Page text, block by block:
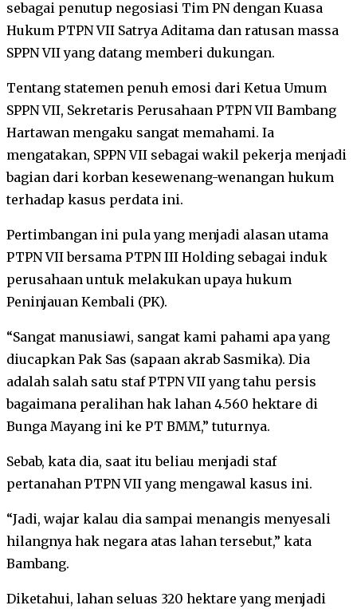
sebagai penutup negosiasi Tim PN dengan Kuasa
Hukum PTPN VII Satrya Aditama dan ratusan massa
SPPN VII yang datang memberi dukungan.
Tentang statemen penuh emosi dari Ketua Umum
SPPN VII, Sekretaris Perusahaan PTPN VII Bambang
Hartawan mengaku sangat memahami. Ia
mengatakan, SPPN VII sebagai wakil pekerja menjadi
bagian dari korban kesewenang-wenangan hukum
terhadap kasus perdata ini.
Pertimbangan ini pula yang menjadi alasan utama
PTPN VII bersama PTPN III Holding sebagai induk
perusahaan untuk melakukan upaya hukum
Peninjauan Kembali (PK).
“Sangat manusiawi, sangat kami pahami apa yang
diucapkan Pak Sas (sapaan akrab Sasmika). Dia
adalah salah satu staf PTPN VII yang tahu persis
bagaimana peralihan hak lahan 4.560 hektare di
Bunga Mayang ini ke PT BMM,” tuturnya.
Sebab, kata dia, saat itu beliau menjadi staf
pertanahan PTPN VII yang mengawal kasus ini.
“Jadi, wajar kalau dia sampai menangis menyesali
hilangnya hak negara atas lahan tersebut,” kata
Bambang.
Diketahui, lahan seluas 320 hektare yang menjadi